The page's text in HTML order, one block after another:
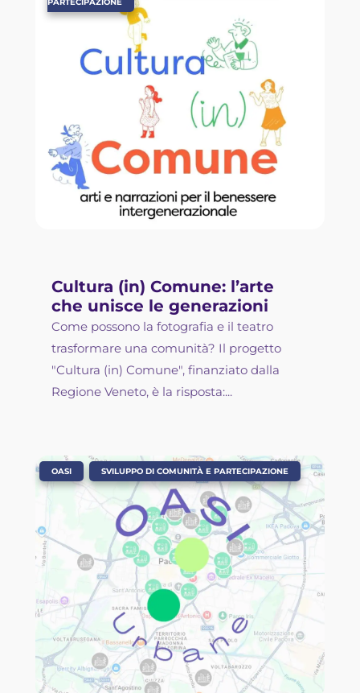
Cultura (in) Comune: l’arte
che unisce le generazioni
PARTECIPAZIONE
Come possono la fotografia e il teatro
trasformare una comunità? Il progetto
"Cultura (in) Comune", finanziato dalla
Regione Veneto, è la risposta:...
OASI SVILUPPO DI COMUNITÀ E PARTECIPAZIONE